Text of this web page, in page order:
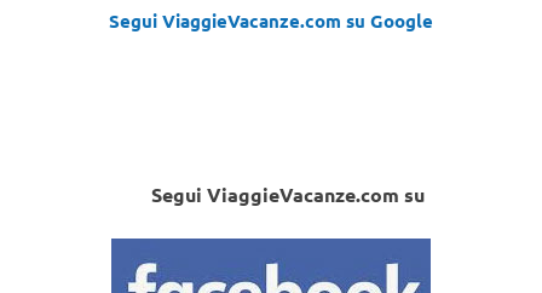
Segui ViaggieVacanze.com su Google
Segui ViaggieVacanze.com su